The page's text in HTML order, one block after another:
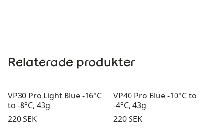
Relaterade produkter
VP30 Pro Light Blue -16°C
to -8°C, 43g
Pris:
220 SEK
VP40 Pro Blue -10°C to
-4°C, 43g
Pris:
220 SEK